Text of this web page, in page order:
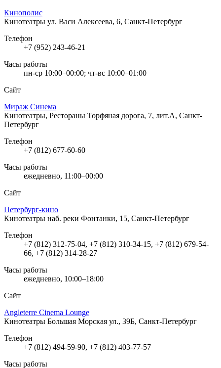
Кинополис
Кинотеатры ул. Васи Алексеева, 6, Санкт-Петербург
Телефон
+7 (952) 243-46-21
Часы работы
пн-ср 10:00–00:00; чт-вс 10:00–01:00
Сайт
Мираж Синема
Кинотеатры, Рестораны Торфяная дорога, 7, лит.А, Санкт-
Петербург
Телефон
+7 (812) 677-60-60
Часы работы
ежедневно, 11:00–00:00
Сайт
Петербург-кино
Кинотеатры наб. реки Фонтанки, 15, Санкт-Петербург
Телефон
+7 (812) 312-75-04, +7 (812) 310-34-15, +7 (812) 679-54-
66, +7 (812) 314-28-27
Часы работы
ежедневно, 10:00–18:00
Сайт
Angleterre Cinema Lounge
Кинотеатры Большая Морская ул., 39Б, Санкт-Петербург
Телефон
+7 (812) 494-59-90, +7 (812) 403-77-57
Часы работы